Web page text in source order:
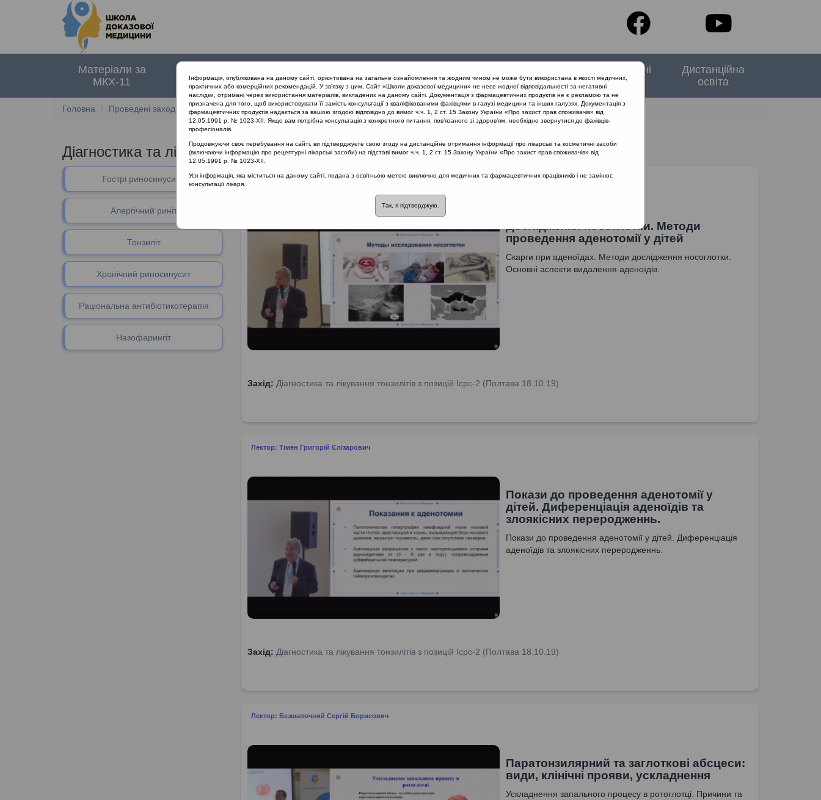
Матеріали за
МКХ-11
документи
заходи
проекту
Спеціальні
випуски
Дистанційна
освіта
Головна Проведені заходи Діагностика та лікування тонзилітів з позицій Icpc-2 (Полтава 18.10.19)
Діагностика та лікування тонзилітів з позицій Icpc-2 (Полтава 18.10.19)
Гострі риносинусити
Алергічний риніт
Тонзиліт
Хронічний риносинусит
Раціональна антибіотикотерапія
Назофарингіт
Лектор: Тімен Григорій Єлізарович
Дослідження носоглотки. Методи
проведення аденотомії у дітей
Скарги при аденоїдах. Методи дослідження носоглотки.
Основні аспекти видалення аденоїдів.
Захід: Діагностика та лікування тонзилітів з позицій Icpc-2 (Полтава 18.10.19)
Лектор: Тімен Григорій Єлізарович
Покази до проведення аденотомії у
дітей. Диференціація аденоїдів та
злоякісних переродженнь.
Покази до проведення аденотомії у дітей. Диференціація
аденоїдів та злоякісних переродженнь.
Захід: Діагностика та лікування тонзилітів з позицій Icpc-2 (Полтава 18.10.19)
Лектор: Безшапочний Сергій Борисович
Паратонзилярний та заглоткові абсцеси:
види, клінічні прояви, ускладнення
Ускладнення запального процесу в ротоглотці. Причини та
Інформація, опублікована на даному сайті, орієнтована на загальне ознайомлення та жодним чином не може бути використана в якості медичних,
практичних або комерційних рекомендацій. У зв’язку з цим, Сайт «Школи доказової медицини» не несе жодної відповідальності за негативні
наслідки, отримані через використання матеріалів, викладених на даному сайті. Документація з фармацевтичних продуктів не є рекламою та не
призначена для того, щоб використовувати її замість консультації з кваліфікованими фахівцями в галузі медицини та інших галузях. Документація з
фармацевтичних продуктів надається за вашою згодою відповідно до вимог ч.ч. 1, 2 ст. 15 Закону України «Про захист прав споживачів» від
12.05.1991 р. № 1023-XII. Якщо вам потрібна консультація з конкретного питання, пов’язаного зі здоров’ям, необхідно звернутися до фахівців-
професіоналів.
Продовжуючи своє перебування на сайті, ви підтверджуєте свою згоду на дистанційне отримання інформації про лікарські та косметичні засоби
(включаючи інформацію про рецептурні лікарські засоби) на підставі вимог ч.ч. 1, 2 ст. 15 Закону України «Про захист прав споживачів» від
12.05.1991 р. № 1023-XII.
Уся інформація, яка міститься на даному сайті, подана з освітньою метою виключно для медичних та фармацевтичних працівників і не замінює
консультації лікаря.
Так, я підтверджую.